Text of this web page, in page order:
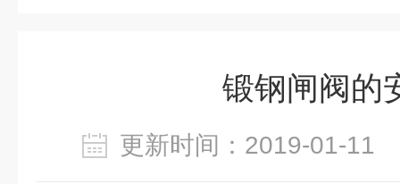
锻钢闸阀的
更新时间：2019-01-